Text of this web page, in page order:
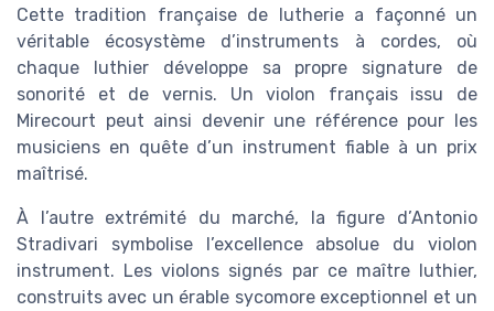
Cette tradition française de lutherie a façonné un
véritable écosystème d’instruments à cordes, où
chaque luthier développe sa propre signature de
sonorité et de vernis. Un violon français issu de
Mirecourt peut ainsi devenir une référence pour les
musiciens en quête d’un instrument fiable à un prix
maîtrisé.
À l’autre extrémité du marché, la figure d’Antonio
Stradivari symbolise l’excellence absolue du violon
instrument. Les violons signés par ce maître luthier,
construits avec un érable sycomore exceptionnel et un